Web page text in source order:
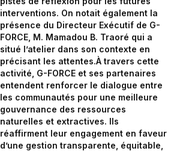
interventions. On notait également la
présence du Directeur Exécutif de G-
FORCE, M. Mamadou B. Traoré qui a
situé l’atelier dans son contexte en
précisant les attentes.À travers cette
activité, G-FORCE et ses partenaires
entendent renforcer le dialogue entre
les communautés pour une meilleure
gouvernance des ressources
naturelles et extractives. Ils
réaffirment leur engagement en faveur
d’une gestion transparente, équitable,